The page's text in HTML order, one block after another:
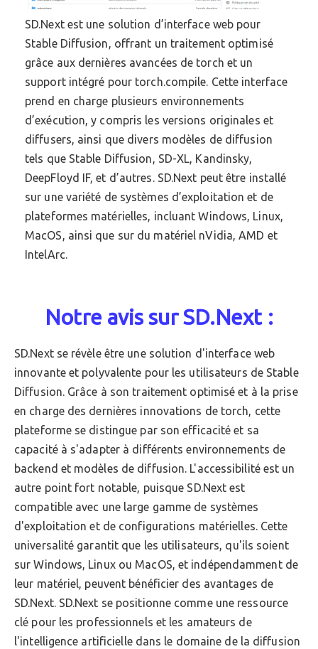
SD.Next est une solution d’interface web pour
Stable Diffusion, offrant un traitement optimisé
grâce aux dernières avancées de torch et un
support intégré pour torch.compile. Cette interface
prend en charge plusieurs environnements
d’exécution, y compris les versions originales et
diffusers, ainsi que divers modèles de diffusion
tels que Stable Diffusion, SD-XL, Kandinsky,
DeepFloyd IF, et d’autres. SD.Next peut être installé
sur une variété de systèmes d’exploitation et de
plateformes matérielles, incluant Windows, Linux,
MacOS, ainsi que sur du matériel nVidia, AMD et
IntelArc.
Notre avis sur SD.Next :
SD.Next se révèle être une solution d'interface web
innovante et polyvalente pour les utilisateurs de Stable
Diffusion. Grâce à son traitement optimisé et à la prise
en charge des dernières innovations de torch, cette
plateforme se distingue par son efficacité et sa
capacité à s'adapter à différents environnements de
backend et modèles de diffusion. L'accessibilité est un
autre point fort notable, puisque SD.Next est
compatible avec une large gamme de systèmes
d'exploitation et de configurations matérielles. Cette
universalité garantit que les utilisateurs, qu'ils soient
sur Windows, Linux ou MacOS, et indépendamment de
leur matériel, peuvent bénéficier des avantages de
SD.Next. SD.Next se positionne comme une ressource
clé pour les professionnels et les amateurs de
l'intelligence artificielle dans le domaine de la diffusion